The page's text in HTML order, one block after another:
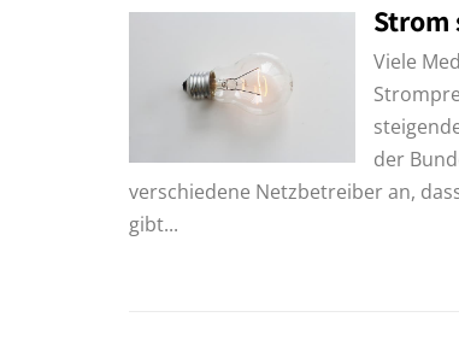
Strom
Viele
der
verschiedene Netzbetreiber an,
gibt...